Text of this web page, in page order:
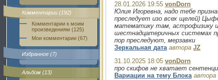
Комментарии (192)
Комментарии к моим
произведениям (125)
Мои комментарии (67)
Избранное (7)
Альбом (13)
28.01.2026 19:55 vonDorn
Юлия Игоревна, надо тебе
преследует изо всех щелей)
математику там, астрофизику
шестнадцатеричных системах
пор преследуют, мерзавки
Зеркальная дата автора JZ
31.10.2025 18:05 vonDorn
про скифов не хватает
Вариации на тему Блока автора